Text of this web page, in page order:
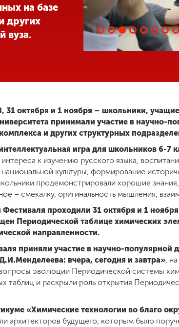
на базе
других
вуза.
31 октября и 1 ноября – школьники,
принимали участие в научно-
и других структурных
игра для школьников 6-7
к изучению русского языка,
культуры, формирование
продемонстрировали хорошие знания,
– смекалку, оригинальность мышления,
проходили 31 октября и 1
Периодической таблице химических
направленности.
приняли участие в научно-популярной
вчера, сегодня и завтра»,
эволюции Периодической системы
таблиц и раскрыли роль открытия
«Химические технологии во благо
архитекторов будущего, которым было